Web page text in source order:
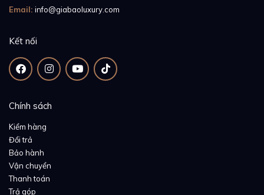
Email: info@giabaoluxury.com
Kết nối
Chính sách
Kiểm hàng
Đổi trả
Bảo hành
Vận chuyển
Thanh toán
Trả góp